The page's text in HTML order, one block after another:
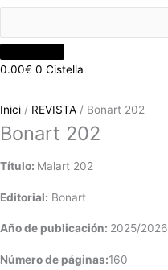
0.00€ 0 Cistella
Inici / REVISTA / Bonart 202
Bonart 202
Título: Malart 202
Editorial: Bonart
Año de publicación: 2025/2026
Número de páginas:160